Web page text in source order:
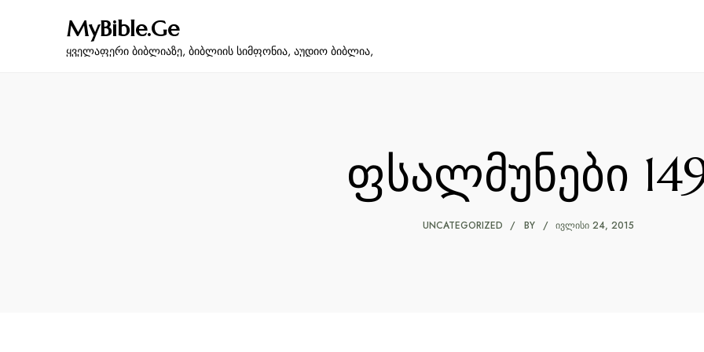
MyBible.Ge
ყველაფერი ბიბლიაზე, ბიბლიის სიმფონია, აუდიო ბიბლია,
ფსალმუნები
UNCATEGORIZED BY ᲘᲕᲚᲘᲡᲘ 24, 2015